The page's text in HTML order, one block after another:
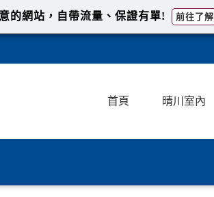
首頁 晴川室內
的網站，自帶流量、保證有單! 前往了解